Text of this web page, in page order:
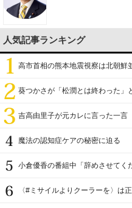
人気記事ランキング
高市首相の熊本地震視察は北朝鮮
葵つかさが「松潤とは終わった」
吉高由里子が元カレに言った一言
魔法の認知症ケアの秘密に迫る
小倉優香の番組中「辞めさせてく
〈#ミサイルよりクーラーを〉